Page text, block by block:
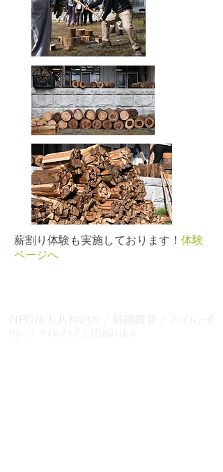
薪割り体験も実施しております！ 体験
ページへ
NPO法人共和のもり 組織概要
プライバシーポ
サイトマップ 山のよいもの